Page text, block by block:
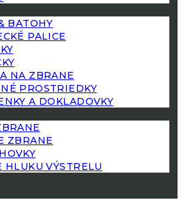
BATOHY
PALICE
NA ZBRANE
PROSTRIEDKY
A DOKLADOVKY
ZBRANE
HLUKU VÝSTRELU